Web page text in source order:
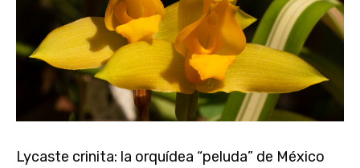
Lycaste crinita: la orquídea “peluda” de México